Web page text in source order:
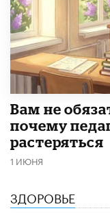
​Вам не
почему
растеряться
1 ИЮНЯ
ЗДОРОВЬЕ